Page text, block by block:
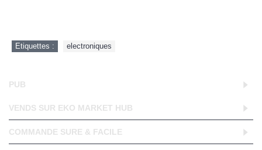
Etiquettes : electroniques
PUB
VENDS SUR EKO MARKET HUB
COMMANDE SURE & FACILE